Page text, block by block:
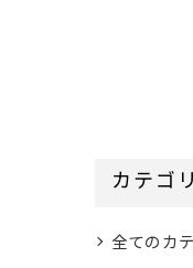
カテゴ
全てのカ